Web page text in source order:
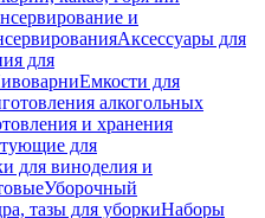
и
Аксессуары для
для
Емкости для
алкогольных
и хранения
для
для виноделия и
Уборочный
тазы для уборкиНаборы